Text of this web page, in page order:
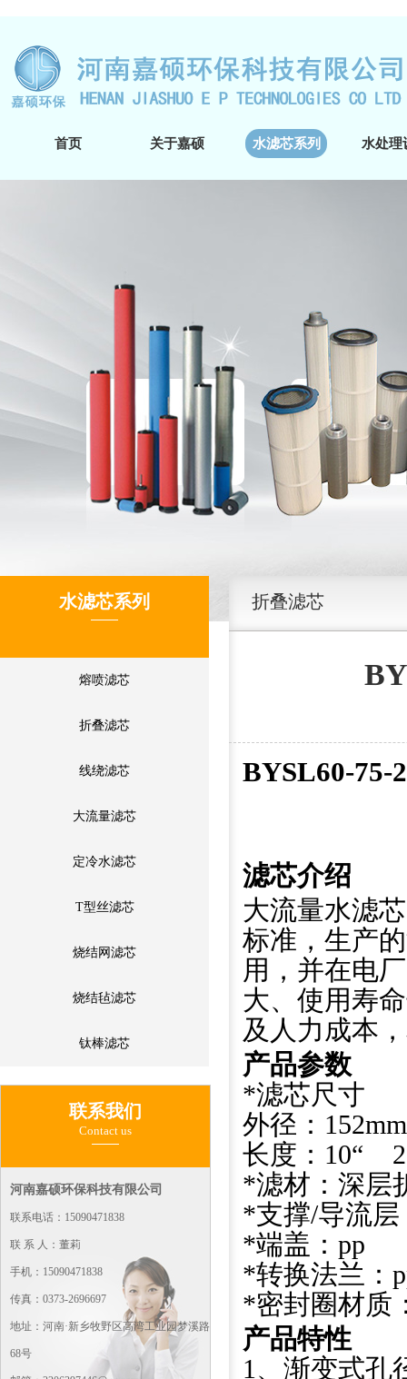
首页 关于嘉硕 水滤芯系列 水处理
水滤芯系列
熔喷滤芯
折叠滤芯
线绕滤芯
大流量滤芯
定冷水滤芯
T型丝滤芯
烧结网滤芯
烧结毡滤芯
钛棒滤芯
联系我们
Contact us
河南嘉硕环保科技有限公司
联系电话：15090471838
联 系 人：董莉
手机：15090471838
传真：0373-2696697
地址：河南·新乡牧野区高湾工业园梦溪路
68号
折叠滤芯
BYSL60-75-
滤芯介绍
大流量水滤
标准，生产
用，并在电
大、使用寿
及人力成本
产品参数
*滤芯尺寸
外径：152mm
长度：10“
*滤材：深层
*支撑/导流层
*端盖：pp
*转换法兰：
*密封圈材质
产品特性
1、渐变式孔